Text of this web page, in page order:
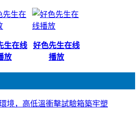
生在线
放
好色先生在线
播放
境，高低溫衝擊試驗箱築牢塑